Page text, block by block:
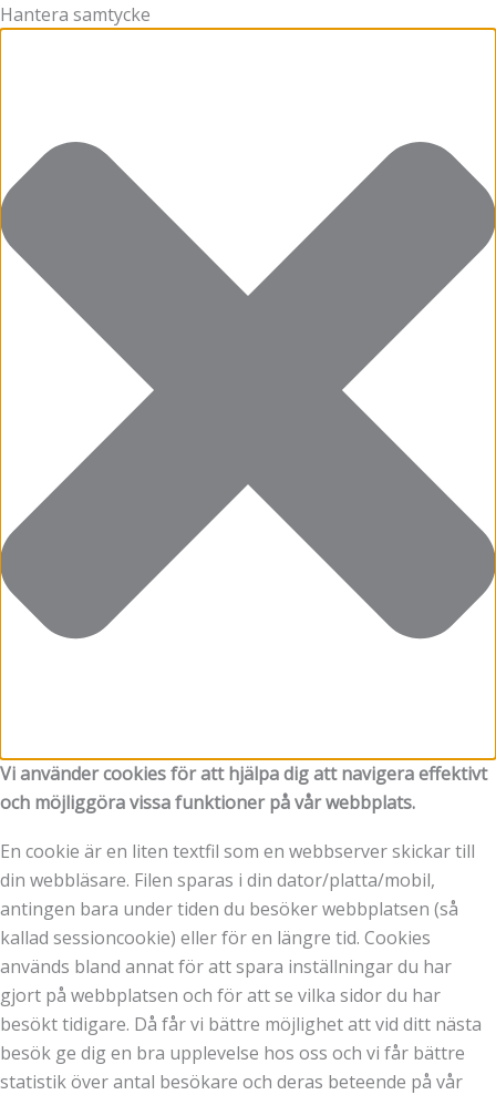
Hantera samtycke
Vi använder cookies för att hjälpa dig att navigera effektivt
och möjliggöra vissa funktioner på vår webbplats.
En cookie är en liten textfil som en webbserver skickar till
din webbläsare. Filen sparas i din dator/platta/mobil,
antingen bara under tiden du besöker webbplatsen (så
kallad sessioncookie) eller för en längre tid. Cookies
används bland annat för att spara inställningar du har
gjort på webbplatsen och för att se vilka sidor du har
besökt tidigare. Då får vi bättre möjlighet att vid ditt nästa
besök ge dig en bra upplevelse hos oss och vi får bättre
statistik över antal besökare och deras beteende på vår